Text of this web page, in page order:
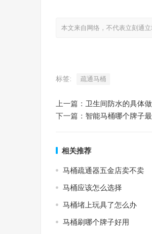
本文来自网络，不代表立刻通
标签: 疏通马桶
上一篇： 卫生间防水的具体
下一篇： 智能马桶哪个牌子
相关推荐
马桶疏通器五金店卖不卖
马桶应该怎么选择
马桶堵上玩具了怎么办
马桶刷哪个牌子好用